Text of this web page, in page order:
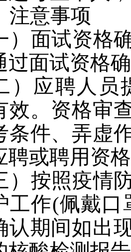
注意事项
）面试资格
过面试资格
）应聘人
效。资格审
条件、弄虚
聘或聘用资
）按照疫情
工作(佩戴
认期间如出